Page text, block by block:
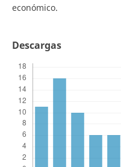
económico.
Descargas